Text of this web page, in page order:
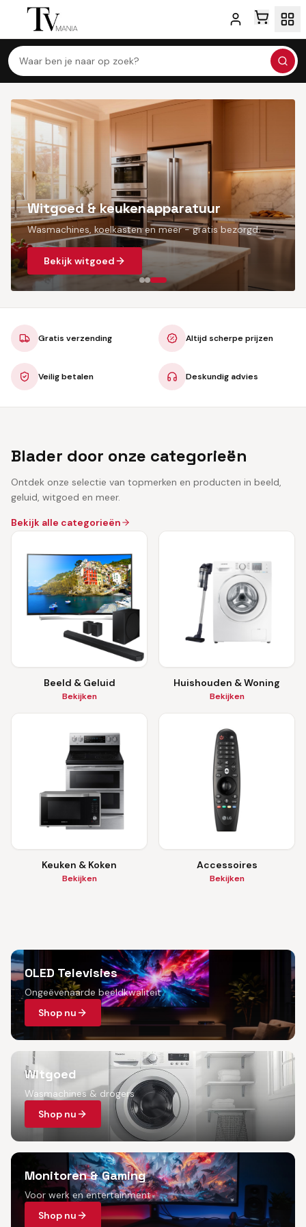
Waar ben je naar op zoek?
TVMania, jouw specialist in TV, monitoren en witgoed
Witgoed & keukenapparatuur
Wasmachines, koelkasten en meer - gratis bezorgd.
Bekijk witgoed
Gratis verzending Altijd scherpe prijzen
Veilig betalen Deskundig advies
Blader door onze categorieën
Ontdek onze selectie van topmerken en producten in beeld,
geluid, witgoed en meer.
Bekijk alle categorieën
Beeld & Geluid
Bekijken
Huishouden & Woning
Bekijken
Keuken & Koken
Bekijken
Accessoires
Bekijken
OLED Televisies
Ongeëvenaarde beeldkwaliteit
Shop nu
Witgoed
Wasmachines & drogers
Shop nu
Monitoren & Gaming
Voor werk en entertainment
Shop nu